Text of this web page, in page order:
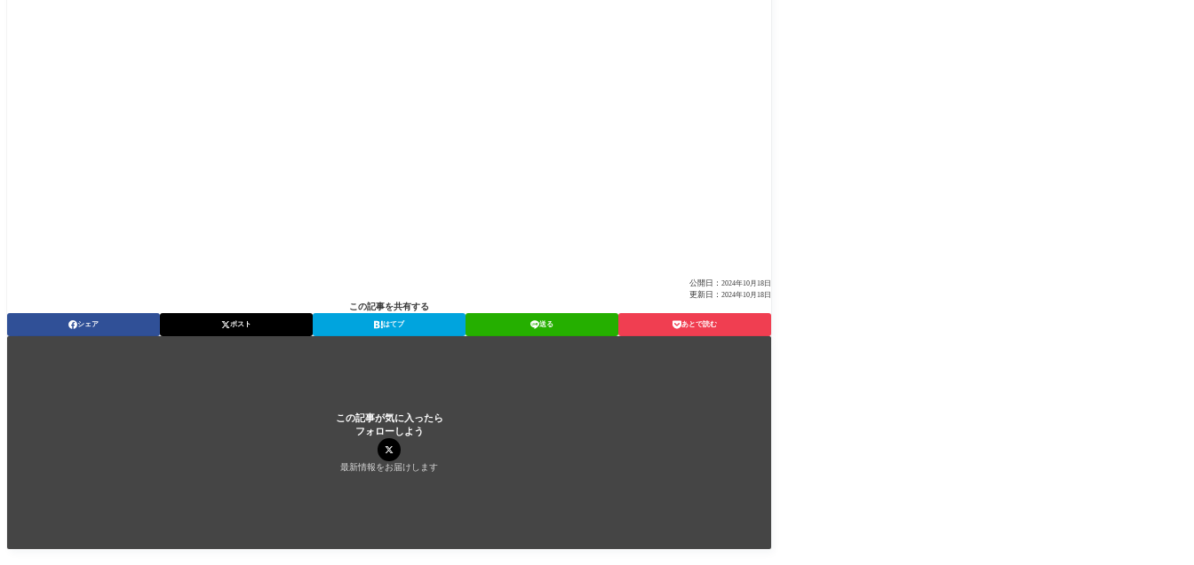
公開日： 2024年10月18日
更新日： 2024年10月18日
この記事を共有する
シェア ポスト はてブ 送る あとで読む
この記事が気に入ったら
フォローしよう
最新情報をお届けします